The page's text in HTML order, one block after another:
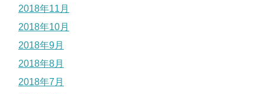
2018年11月
2018年10月
2018年9月
2018年8月
2018年7月